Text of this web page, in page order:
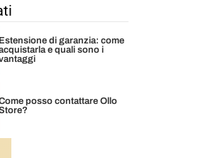
Estensione di garanzia: come
e quali sono i
posso contattare Ollo